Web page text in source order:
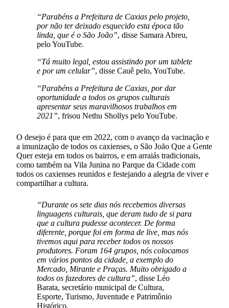
“Parabéns a Prefeitura de Caxias pelo projeto,
por não ter deixado esquecido esta época tão
linda, que é o São João”, disse Samara Abreu,
pelo YouTube.
“​Tá muito legal, estou assistindo por um tablete
e por um celular”, disse Cauê pelo, YouTube.
“Parabéns a Prefeitura de Caxias, por dar
oportunidade a todos os grupos culturais
apresentar seus maravilhosos trabalhos em
2021”, frisou Nethu Shollys pelo YouTube.
O desejo é para que em 2022, com o avanço da vacinação e
a imunização de todos os caxienses, o São João Que a Gente
Quer esteja em todos os bairros, e em arraiás tradicionais,
como também na Vila Junina no Parque da Cidade com
todos os caxienses reunidos e festejando a alegria de viver e
compartilhar a cultura.
“Durante os sete dias nós recebemos diversas
linguagens culturais, que deram tudo de si para
que a cultura pudesse acontecer. De forma
diferente, porque foi em forma de live, mas nós
tivemos aqui para receber todos os nossos
produtores. Foram 164 grupos, nós colocamos
em vários pontos da cidade, a exemplo do
Mercado, Mirante e Praças. Muito obrigado a
todos os fazedores de cultura”, disse Léo
Barata, secretário municipal de Cultura,
Esporte, Turismo, Juventude e Patrimônio
Histórico.